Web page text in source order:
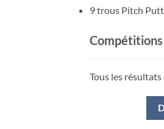
9 trous Pitch
Compétitions
Tous les